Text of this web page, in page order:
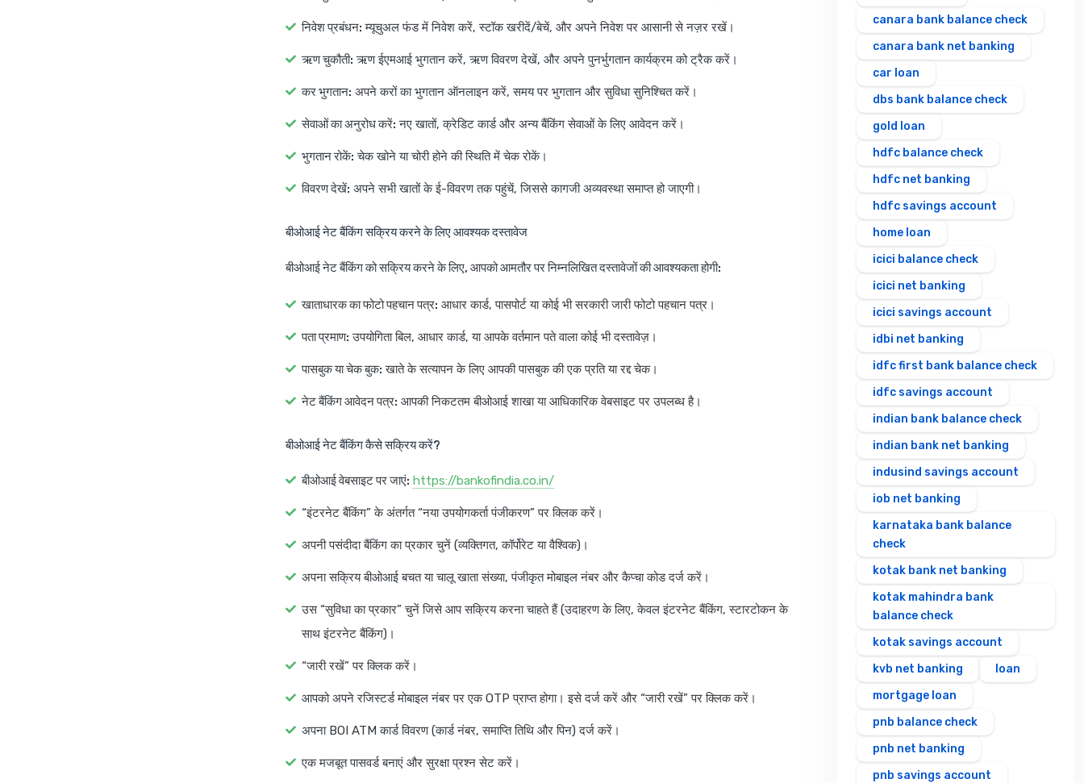
निवेश प्रबंधन: म्यूचुअल फंड में निवेश करें, स्टॉक खरीदें/बेचें, और अपने निवेश पर आसानी से नज़र रखें।
ऋण चुकौती: ऋण ईएमआई भुगतान करें, ऋण विवरण देखें, और अपने पुनर्भुगतान कार्यक्रम को ट्रैक करें।
कर भुगतान: अपने करों का भुगतान ऑनलाइन करें, समय पर भुगतान और सुविधा सुनिश्चित करें।
सेवाओं का अनुरोध करें: नए खातों, क्रेडिट कार्ड और अन्य बैंकिंग सेवाओं के लिए आवेदन करें।
भुगतान रोकें: चेक खोने या चोरी होने की स्थिति में चेक रोकें।
विवरण देखें: अपने सभी खातों के ई-विवरण तक पहुंचें, जिससे कागजी अव्यवस्था समाप्त हो जाएगी।
बीओआई नेट बैंकिंग सक्रिय करने के लिए आवश्यक दस्तावेज
बीओआई नेट बैंकिंग को सक्रिय करने के लिए, आपको आमतौर पर निम्नलिखित दस्तावेजों की आवश्यकता होगी:
खाताधारक का फोटो पहचान पत्र: आधार कार्ड, पासपोर्ट या कोई भी सरकारी जारी फोटो पहचान पत्र।
पता प्रमाण: उपयोगिता बिल, आधार कार्ड, या आपके वर्तमान पते वाला कोई भी दस्तावेज़।
पासबुक या चेक बुक: खाते के सत्यापन के लिए आपकी पासबुक की एक प्रति या रद्द चेक।
नेट बैंकिंग आवेदन पत्र: आपकी निकटतम बीओआई शाखा या आधिकारिक वेबसाइट पर उपलब्ध है।
बीओआई नेट बैंकिंग कैसे सक्रिय करें?
बीओआई वेबसाइट पर जाएं: https://bankofindia.co.in/
“इंटरनेट बैंकिंग” के अंतर्गत “नया उपयोगकर्ता पंजीकरण” पर क्लिक करें।
अपनी पसंदीदा बैंकिंग का प्रकार चुनें (व्यक्तिगत, कॉर्पोरेट या वैश्विक)।
अपना सक्रिय बीओआई बचत या चालू खाता संख्या, पंजीकृत मोबाइल नंबर और कैप्चा कोड दर्ज करें।
उस “सुविधा का प्रकार” चुनें जिसे आप सक्रिय करना चाहते हैं (उदाहरण के लिए, केवल इंटरनेट बैंकिंग, स्टारटोकन के
साथ इंटरनेट बैंकिंग)।
“जारी रखें” पर क्लिक करें।
आपको अपने रजिस्टर्ड मोबाइल नंबर पर एक OTP प्राप्त होगा। इसे दर्ज करें और “जारी रखें” पर क्लिक करें।
अपना BOI ATM कार्ड विवरण (कार्ड नंबर, समाप्ति तिथि और पिन) दर्ज करें।
एक मजबूत पासवर्ड बनाएं और सुरक्षा प्रश्न सेट करें।
canara bank balance check
canara bank net banking
car loan
dbs bank balance check
gold loan
hdfc balance check
hdfc net banking
hdfc savings account
home loan
icici balance check
icici net banking
icici savings account
idbi net banking
idfc first bank balance check
idfc savings account
indian bank balance check
indian bank net banking
indusind savings account
iob net banking
karnataka bank balance
check
kotak bank net banking
kotak mahindra bank
balance check
kotak savings account
kvb net banking
loan
mortgage loan
pnb balance check
pnb net banking
pnb savings account